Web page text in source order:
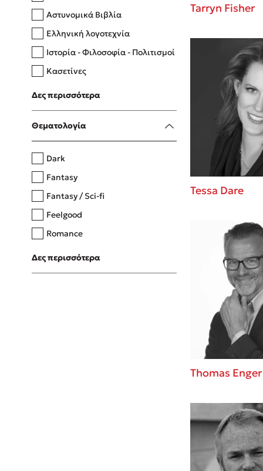
Δανάη Δεληγεώργη
Πάνω, κάτω, μπροστά, πίσω
Η μέθοδος Αφήστε τους
Αστυνομικά Βιβλία
Ελληνική λογοτεχνία
Ιστορία - Φιλοσοφία - Πολιτισμοί
Κασετίνες
Λευκώματα - Έγχρωμοι οδηγοί
Μαγειρική
Δες περισσότερα
Θεματολογία
Dark
Fantasy
Fantasy / Sci-fi
Feelgood
Romance
Upmarket
Young Adult
Δες περισσότερα
Tarryn Fisher
Tessa Dare
Thomas Enger